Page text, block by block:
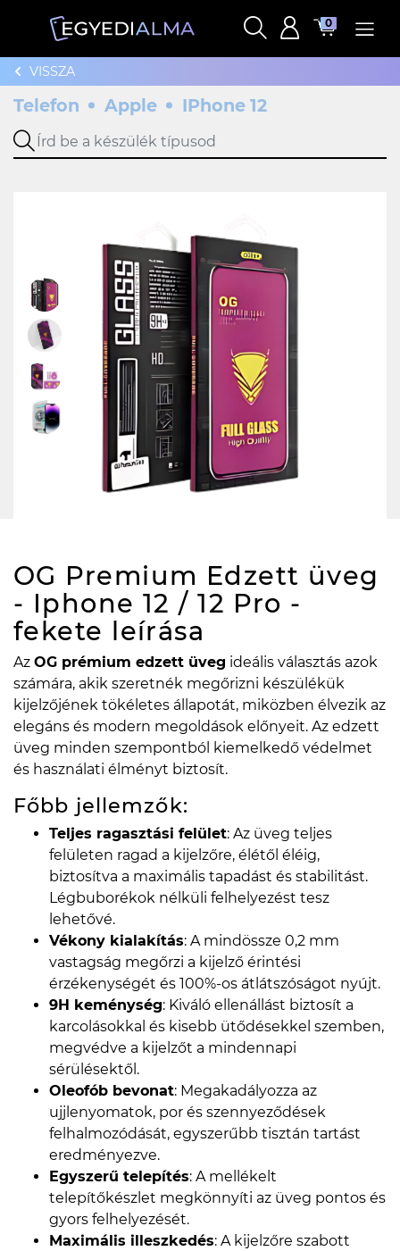
0
VISSZA
Telefon Apple IPhone 12
OG Premium Edzett üveg
- Iphone 12 / 12 Pro -
fekete leírása
Az OG prémium edzett üveg ideális választás azok
számára, akik szeretnék megőrizni készülékük
kijelzőjének tökéletes állapotát, miközben élvezik az
elegáns és modern megoldások előnyeit. Az edzett
üveg minden szempontból kiemelkedő védelmet
és használati élményt biztosít.
Főbb jellemzők:
Teljes ragasztási felület: Az üveg teljes
felületen ragad a kijelzőre, élétől éléig,
biztosítva a maximális tapadást és stabilitást.
Légbuborékok nélküli felhelyezést tesz
lehetővé.
Vékony kialakítás: A mindössze 0,2 mm
vastagság megőrzi a kijelző érintési
érzékenységét és 100%-os átlátszóságot nyújt.
9H keménység: Kiváló ellenállást biztosít a
karcolásokkal és kisebb ütődésekkel szemben,
megvédve a kijelzőt a mindennapi
sérülésektől.
Oleofób bevonat: Megakadályozza az
ujjlenyomatok, por és szennyeződések
felhalmozódását, egyszerűbb tisztán tartást
eredményezve.
Egyszerű telepítés: A mellékelt
telepítőkészlet megkönnyíti az üveg pontos és
gyors felhelyezését.
Maximális illeszkedés: A kijelzőre szabott